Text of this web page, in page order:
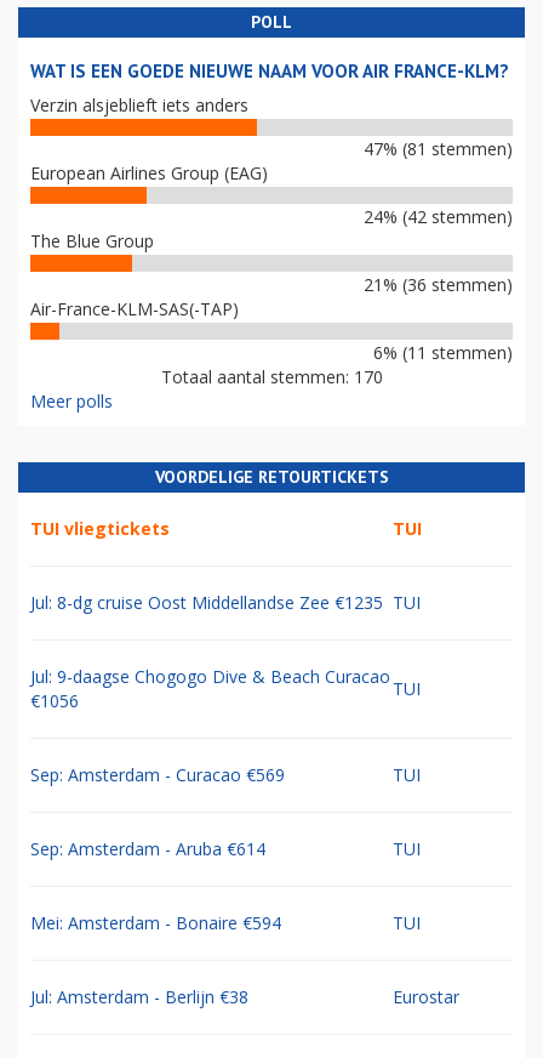
POLL
WAT IS EEN GOEDE NIEUWE NAAM VOOR AIR FRANCE-KLM?
Verzin alsjeblieft iets anders
47% (81 stemmen)
European Airlines Group (EAG)
24% (42 stemmen)
The Blue Group
21% (36 stemmen)
Air-France-KLM-SAS(-TAP)
6% (11 stemmen)
Totaal aantal stemmen: 170
Meer polls
VOORDELIGE RETOURTICKETS
TUI vliegtickets TUI
Jul: 8-dg cruise Oost Middellandse Zee €1235 TUI
Jul: 9-daagse Chogogo Dive & Beach Curacao
€1056
TUI
Sep: Amsterdam - Curacao €569 TUI
Sep: Amsterdam - Aruba €614 TUI
Mei: Amsterdam - Bonaire €594 TUI
Jul: Amsterdam - Berlijn €38 Eurostar